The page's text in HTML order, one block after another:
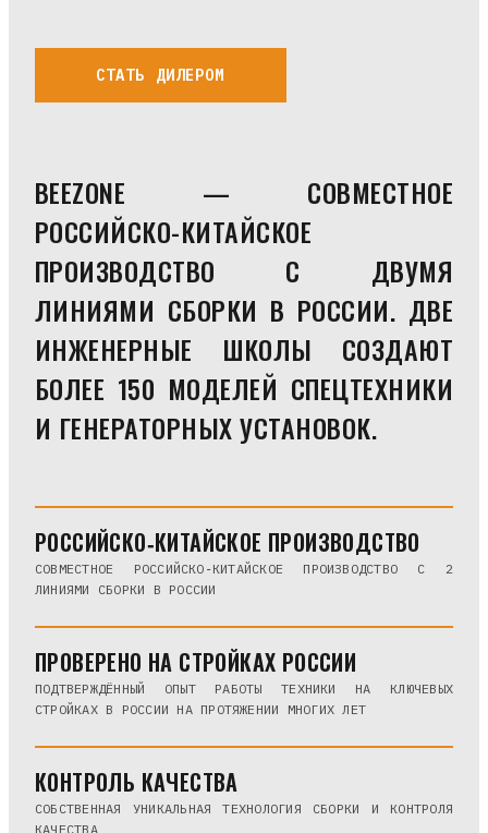
СТАТЬ ДИЛЕРОМ
BEEZONE — СОВМЕСТНОЕ
РОССИЙСКО-КИТАЙСКОЕ
ПРОИЗВОДСТВО С ДВУМЯ
ЛИНИЯМИ СБОРКИ В РОССИИ. ДВЕ
ИНЖЕНЕРНЫЕ ШКОЛЫ СОЗДАЮТ
БОЛЕЕ 150 МОДЕЛЕЙ СПЕЦТЕХНИКИ
И ГЕНЕРАТОРНЫХ УСТАНОВОК.
РОССИЙСКО‑КИТАЙСКОЕ ПРОИЗВОДСТВО
СОВМЕСТНОЕ РОССИЙСКО‑КИТАЙСКОЕ ПРОИЗВОДСТВО С 2
ЛИНИЯМИ СБОРКИ В РОССИИ
ПРОВЕРЕНО НА СТРОЙКАХ РОССИИ
ПОДТВЕРЖДЁННЫЙ ОПЫТ РАБОТЫ ТЕХНИКИ НА КЛЮЧЕВЫХ
СТРОЙКАХ В РОССИИ НА ПРОТЯЖЕНИИ МНОГИХ ЛЕТ
КОНТРОЛЬ КАЧЕСТВА
СОБСТВЕННАЯ УНИКАЛЬНАЯ ТЕХНОЛОГИЯ СБОРКИ И КОНТРОЛЯ
КАЧЕСТВА